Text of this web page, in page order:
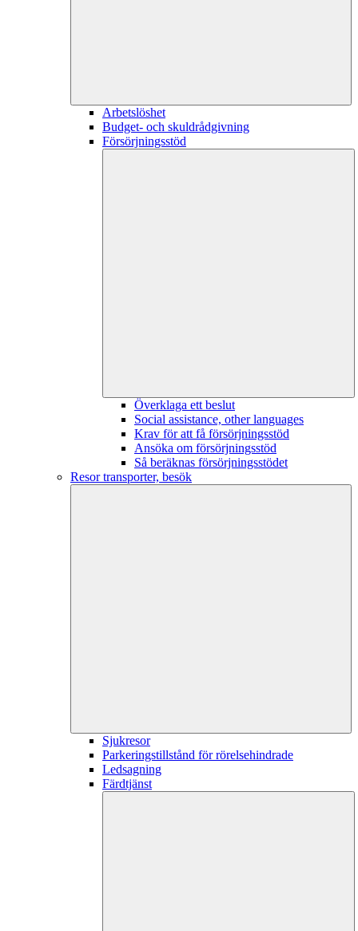
Arbetslöshet
Budget- och skuldrådgivning
Försörjningsstöd
Överklaga ett beslut
Social assistance, other languages
Krav för att få försörjningsstöd
Ansöka om försörjningsstöd
Så beräknas försörjningsstödet
Resor transporter, besök
Sjukresor
Parkeringstillstånd för rörelsehindrade
Ledsagning
Färdtjänst